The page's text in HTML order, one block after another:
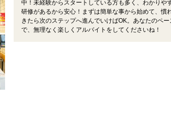
中！未経験からスタートしている方も多く、わかりや
研修があるから安心！まずは簡単な事から始めて、慣
きたら次のステップへ進んでいけばOK。あなたのペー
で、無理なく楽しくアルバイトをしてくださいね！